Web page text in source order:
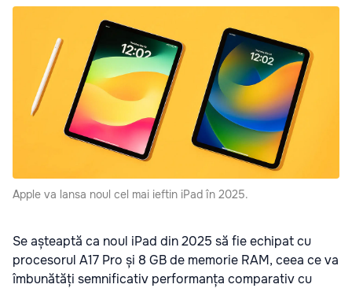
Apple va lansa noul cel mai ieftin iPad în 2025.
Se așteaptă ca noul iPad din 2025 să fie echipat cu
procesorul A17 Pro și 8 GB de memorie RAM, ceea ce va
îmbunătăți semnificativ performanța comparativ cu